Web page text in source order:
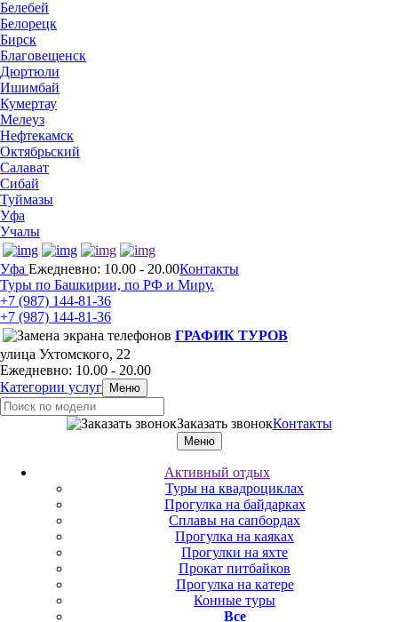
Белебей
Белорецк
Бирск
Благовещенск
Дюртюли
Ишимбай
Кумертау
Мелеуз
Нефтекамск
Октябрьский
Салават
Сибай
Туймазы
Уфа
Учалы
Уфа Ежедневно: 10.00 - 20.00Контакты
Туры по Башкирии, по РФ и Миру.
+7 (987) 144-81-36
+7 (987) 144-81-36
ГРАФИК ТУРОВ
улица Ухтомского, 22
Ежедневно: 10.00 - 20.00
Категории услуг
Меню
Заказать звонокКонтакты
Меню
Активный отдых
Туры на квадроциклах
Прогулка на байдарках
Сплавы на сапбордах
Прогулка на каяках
Прогулки на яхте
Прокат питбайков
Прогулка на катере
Конные туры
Все